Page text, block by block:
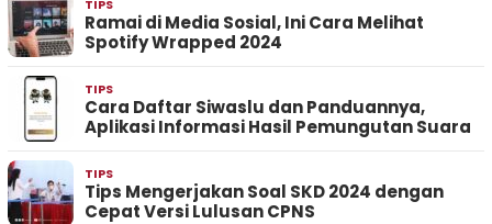
TIPS
Ramai di Media Sosial, Ini Cara Melihat
Spotify Wrapped 2024
TIPS
Cara Daftar Siwaslu dan Panduannya,
Aplikasi Informasi Hasil Pemungutan Suara
TIPS
Tips Mengerjakan Soal SKD 2024 dengan
Cepat Versi Lulusan CPNS